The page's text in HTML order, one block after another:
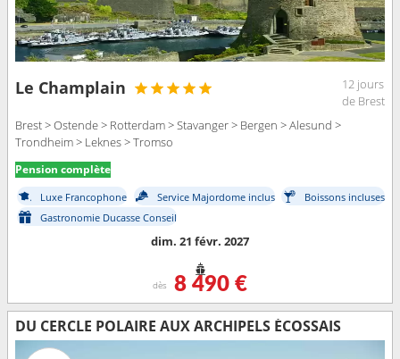
Le Champlain
12 jours
de Brest
Brest > Ostende > Rotterdam > Stavanger > Bergen > Alesund >
Trondheim > Leknes > Tromso
Pension complète
Luxe Francophone Service Majordome inclus
Boissons incluses
Gastronomie Ducasse Conseil
dim. 21 févr. 2027
dès 8 490 €
DU CERCLE POLAIRE AUX ARCHIPELS ÉCOSSAIS